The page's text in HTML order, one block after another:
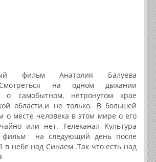
фильм Анатолия Балуева
Смотреться на одном дыхании
о самобытном, нетронутом крае
области.и не только. В большей
о месте человека в этом мире о его
или нет. Телеканал Культура
фильм на следующий день после
в небе над Синаем .Так что есть над